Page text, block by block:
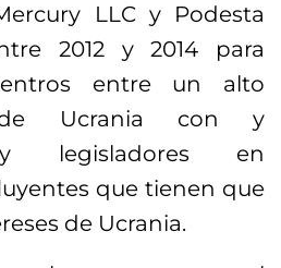
LLC y Podesta
2012 y 2014 para
entre un alto
de Ucrania con y
legisladores en
que tienen que
de Ucrania.